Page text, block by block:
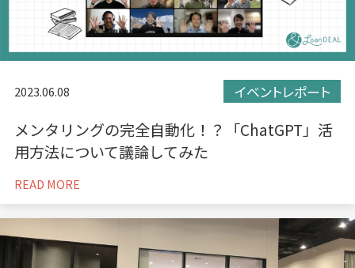
2023.06.08 イベントレポート
メンタリングの完全自動化！？「ChatGPT」活
用方法について議論してみた
READ MORE